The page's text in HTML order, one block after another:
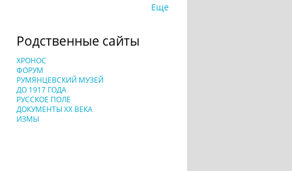
Еще
Родственные сайты
ХРОНОС
ФОРУМ
РУМЯНЦЕВСКИЙ МУЗЕЙ
ДО 1917 ГОДА
РУССКОЕ ПОЛЕ
ДОКУМЕНТЫ XX ВЕКА
ИЗМЫ